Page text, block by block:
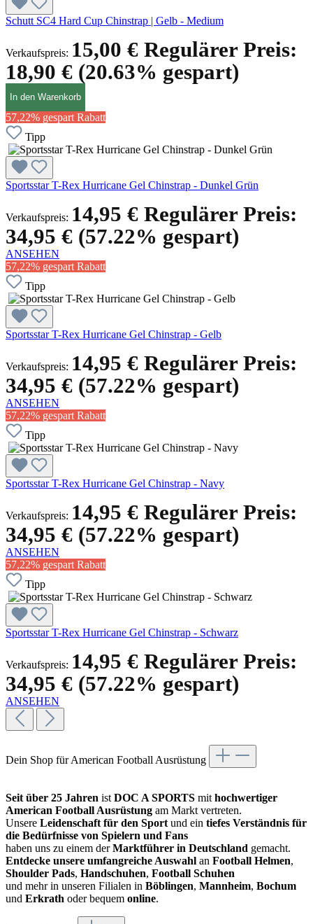
Schutt SC4 Hard Cup Chinstrap | Gelb - Medium
Verkaufspreis: 15,00 € Regulärer Preis:
18,90 € (20.63% gespart)
In den Warenkorb
57,22% gespart Rabatt
Tipp
Sportsstar T-Rex Hurricane Gel Chinstrap - Dunkel Grün
Verkaufspreis: 14,95 € Regulärer Preis:
34,95 € (57.22% gespart)
ANSEHEN
57,22% gespart Rabatt
Tipp
Sportsstar T-Rex Hurricane Gel Chinstrap - Gelb
Verkaufspreis: 14,95 € Regulärer Preis:
34,95 € (57.22% gespart)
ANSEHEN
57,22% gespart Rabatt
Tipp
Sportsstar T-Rex Hurricane Gel Chinstrap - Navy
Verkaufspreis: 14,95 € Regulärer Preis:
34,95 € (57.22% gespart)
ANSEHEN
57,22% gespart Rabatt
Tipp
Sportsstar T-Rex Hurricane Gel Chinstrap - Schwarz
Verkaufspreis: 14,95 € Regulärer Preis:
34,95 € (57.22% gespart)
ANSEHEN
Dein Shop für American Football Ausrüstung
Seit über 25 Jahren ist DOC A SPORTS mit hochwertiger
American Football Ausrüstung am Markt vertreten.
Unsere Leidenschaft für den Sport und ein tiefes Verständnis für
die Bedürfnisse von Spielern und Fans
haben uns zu einem derMarktführer in Deutschland gemacht.
Entdecke unsere umfangreiche Auswahl an Football Helmen,
Shoulder Pads, Handschuhen, Football Schuhen
und mehr in unseren Filialen in Böblingen, Mannheim, Bochum
und Erkrath oder bequem online.